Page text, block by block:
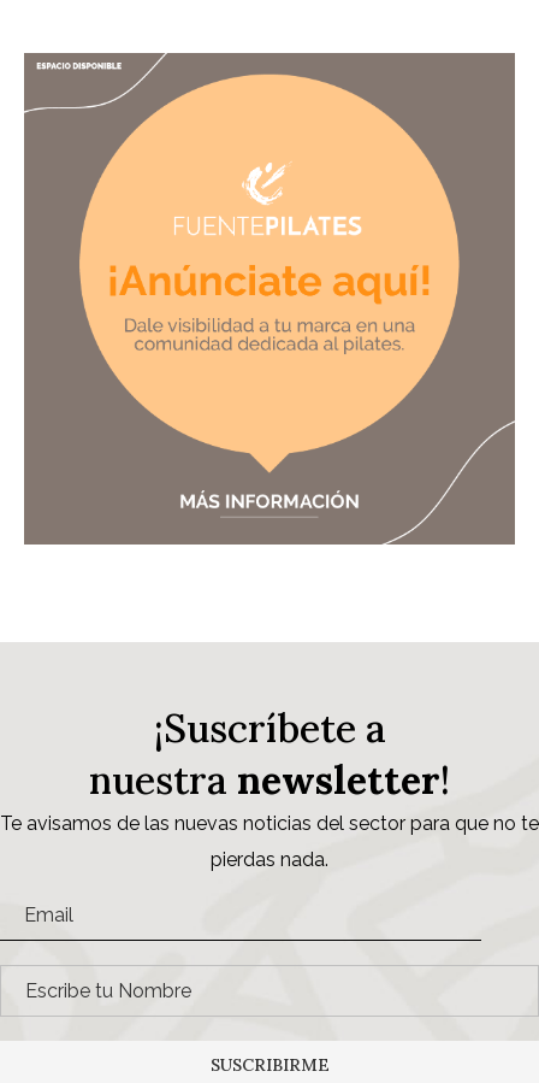
¡Suscríbete a
nuestra newsletter!
Te avisamos de las nuevas noticias del sector para que no te
pierdas nada.
SUSCRIBIRME